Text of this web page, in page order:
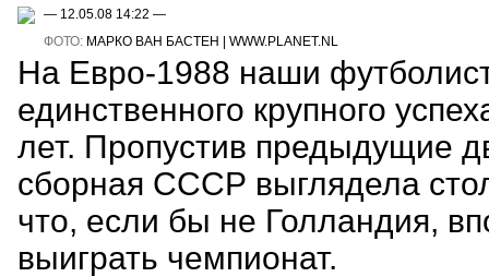
— 12.05.08 14:22 —
ФОТО: МАРКО ВАН БАСТЕН | WWW.PLANET.NL
На Евро-1988 наши
единственного крупного
лет. Пропустив предыдущие
сборная СССР выглядела
что, если бы не Голландия,
выиграть чемпионат.